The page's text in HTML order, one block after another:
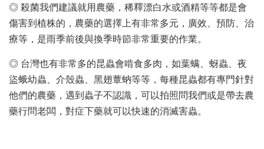
◎ 殺菌我們建議就用農藥，稀釋漂白水或酒精等等都是會
傷害到植株的，農藥的選擇上有非常多元，廣效、預防、治
療等，是雨季前後與換季時節非常重要的作業。
◎ 台灣也有非常多的昆蟲會啃食多肉，如葉螨、蚜蟲、夜
盜蛾幼蟲、介殼蟲、黑翅蕈蚋等等，每種昆蟲都有專門針對
他們的農藥，遇到蟲子不認識，可以拍照問我們或是帶去農
藥行問老闆，對症下藥就可以快速的消滅害蟲。